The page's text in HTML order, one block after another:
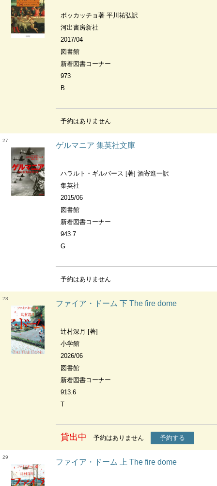
ボッカッチョ著 平川祐弘訳
河出書房新社
2017/04
図書館
新着図書コーナー
973
B
予約はありません
27
ゲルマニア 集英社文庫
ハラルト・ギルバース [著] 酒寄進一訳
集英社
2015/06
図書館
新着図書コーナー
943.7
G
予約はありません
28
ファイア・ドーム 下 The fire dome
辻村深月 [著]
小学館
2026/06
図書館
新着図書コーナー
913.6
T
貸出中 予約はありません 予約する
29
ファイア・ドーム 上 The fire dome